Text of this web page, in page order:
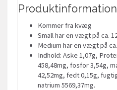
Produktinformation
Kommer fra kvæg
Small har en vægt på ca.
Medium har en vægt på
Indhold: Aske 1,07g,
458,48mg, fosfor 3,54g,
42,52mg, fedt 0,15g,
natrium 5569,37mg.